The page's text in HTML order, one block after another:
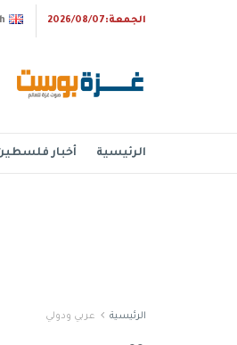
الجمعة:2026/08/07
الرئيسية أخبار
الرئيسية عربي ودولي